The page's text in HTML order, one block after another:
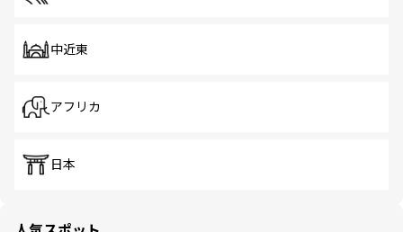
中近東
アフリカ
日本